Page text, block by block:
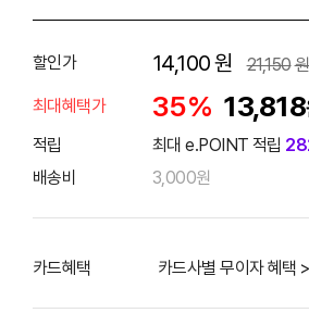
할인가 14,100원 21,150원
최대혜택가
35% 13,818
적립 최대 e.POINT 적립
배송비 3,000원
카드혜택 카드사별 무이자 혜택 >